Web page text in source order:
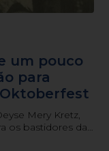
um pouco
para
Oktoberfest
Mery Kretz,
os bastidores da